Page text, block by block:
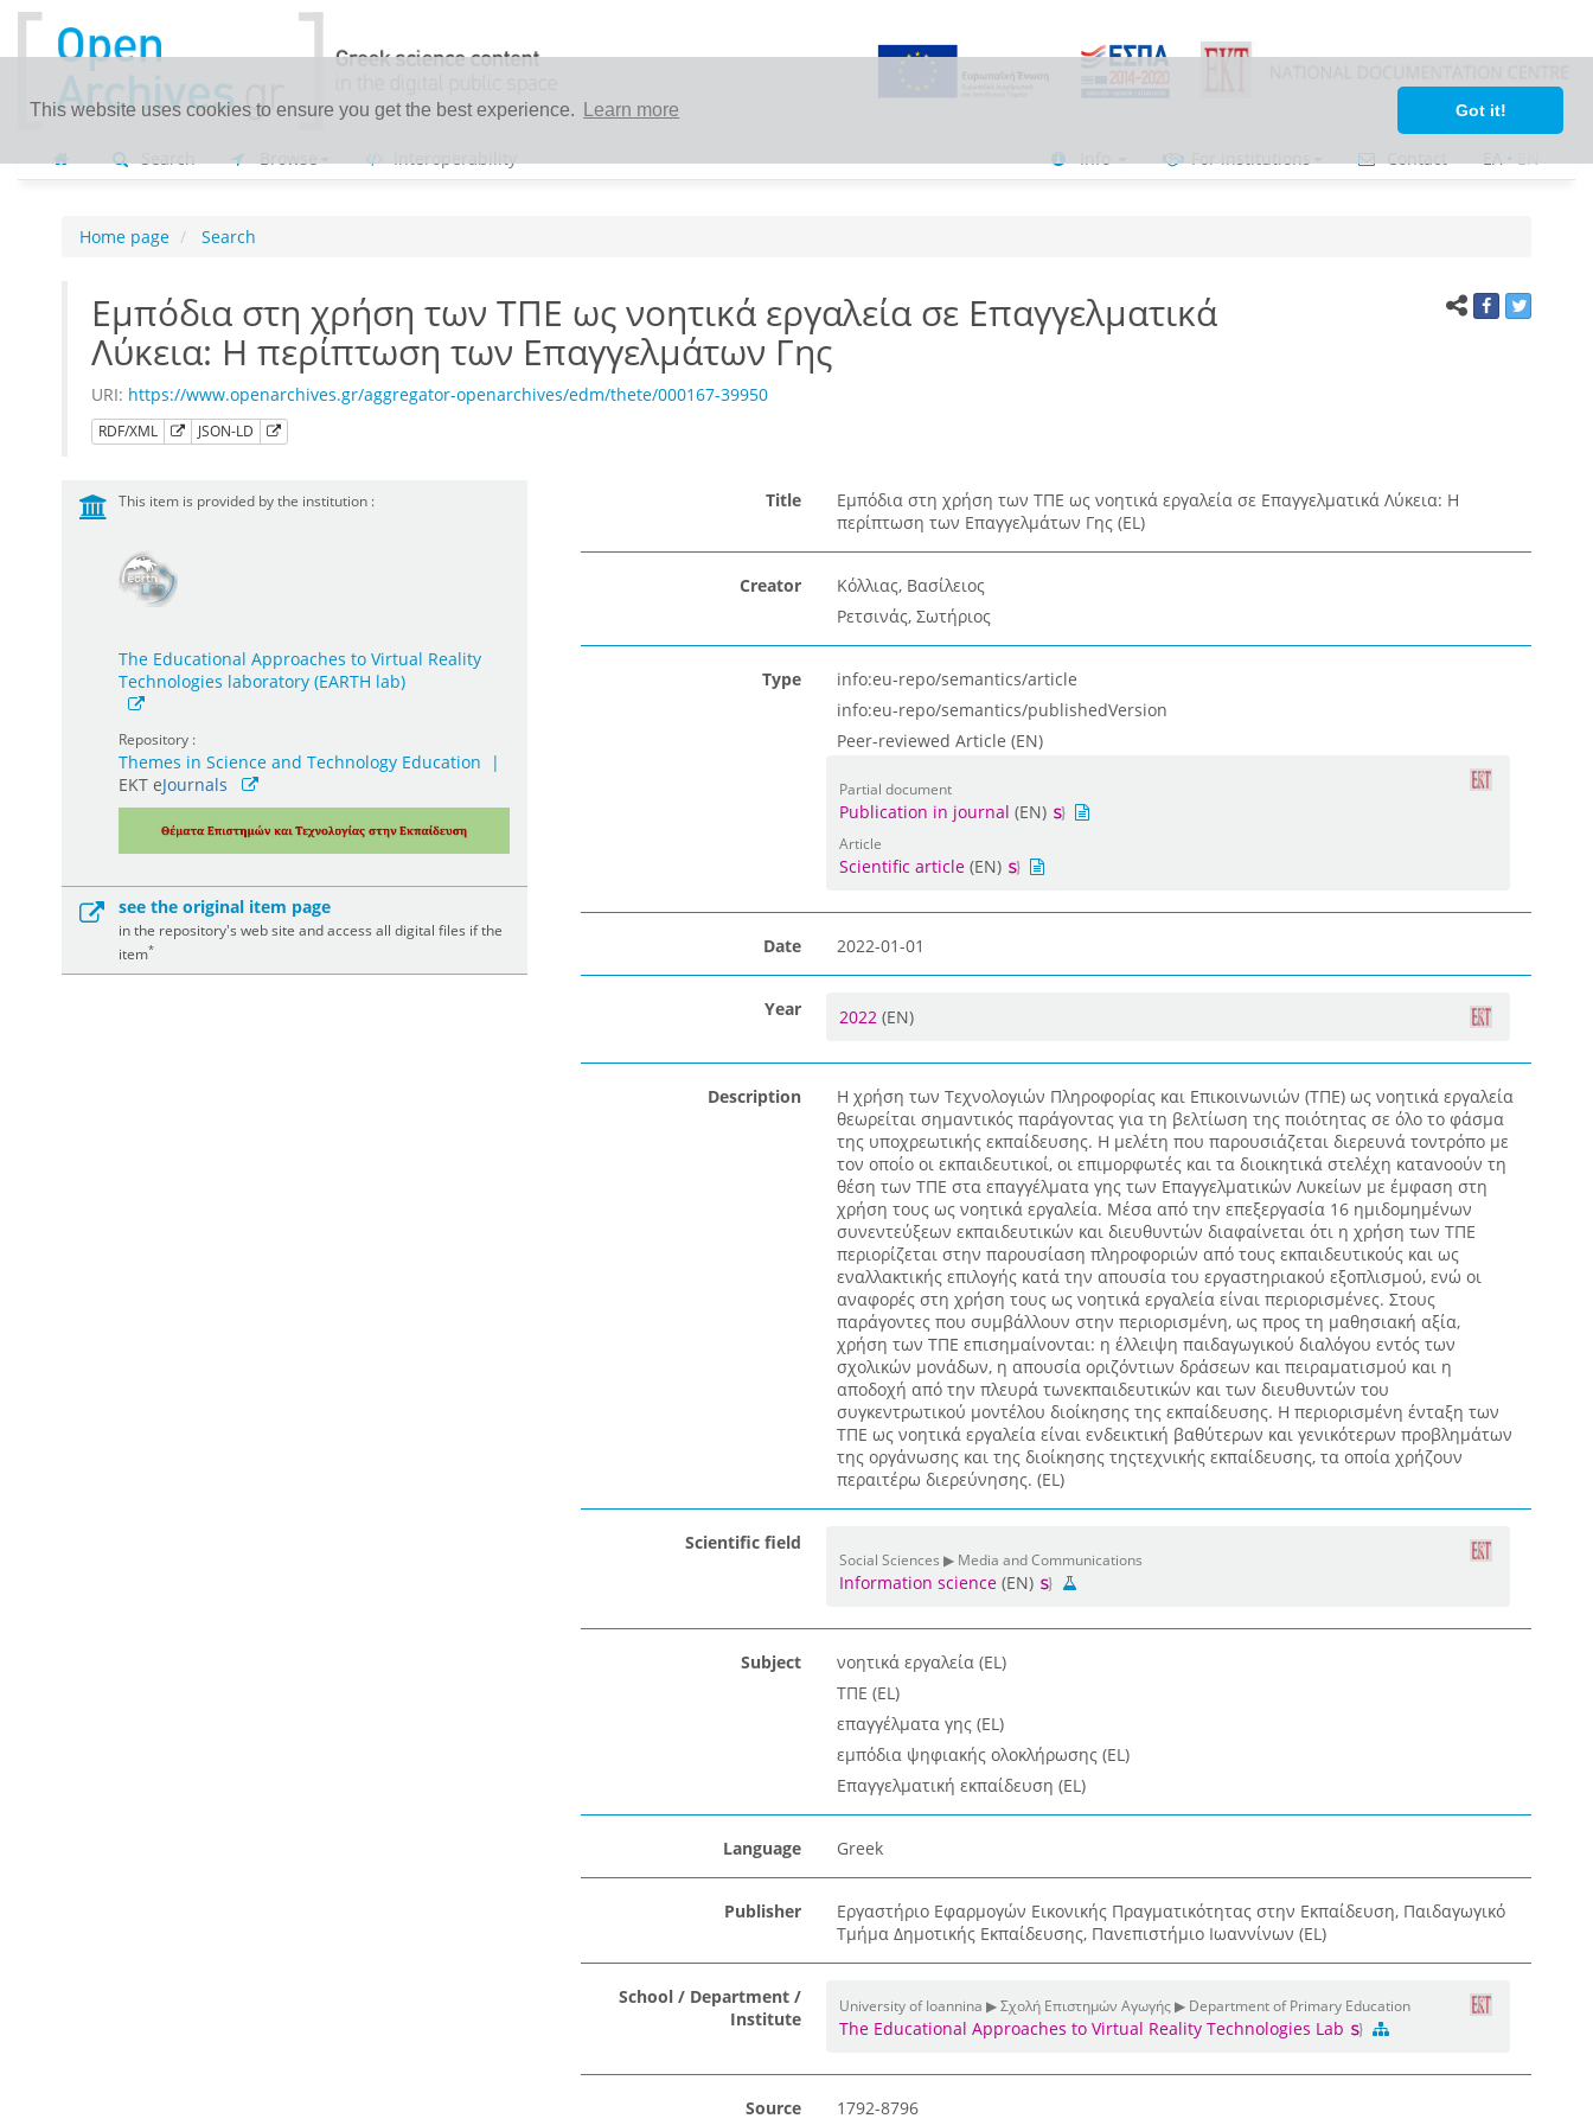
This website uses cookies to ensure you get the best experience. Learn more Got it!
Search Browse Interoperability Info For institutions Contact ΕΛ•ΕΝ
Home page Search
Εμπόδια στη χρήση των ΤΠΕ ως νοητικά εργαλεία σε Επαγγελματικά
Λύκεια: Η περίπτωση των Επαγγελμάτων Γης
URI: https://www.openarchives.gr/aggregator-openarchives/edm/thete/000167-39950
RDF/XML JSON-LD
This item is provided by the institution :
The Educational Approaches to Virtual Reality
Technologies laboratory (EARTH lab)
Repository :
Themes in Science and Technology Education
|
ΕΚΤ eJournals
see the original item page
in the repository's web site and access all digital files if the
item*
Title
Εμπόδια στη χρήση των ΤΠΕ ως νοητικά εργαλεία σε Επαγγελματικά Λύκεια: Η
περίπτωση των Επαγγελμάτων Γης (EL)
Creator
Κόλλιας, Βασίλειος
Ρετσινάς, Σωτήριος
Type
info:eu-repo/semantics/article
info:eu-repo/semantics/publishedVersion
Peer-reviewed Article (EN)
Partial document
Publication in journal (EN)
Article
Scientific article(EN)
Date 2022-01-01
Year 2022 (EN)
Description
Η χρήση των Τεχνολογιών Πληροφορίας και Επικοινωνιών (ΤΠΕ) ως νοητικά εργαλεία
θεωρείται σημαντικός παράγοντας για τη βελτίωση της ποιότητας σε όλο το φάσμα
της υποχρεωτικής εκπαίδευσης. Η μελέτη που παρουσιάζεται διερευνά τοντρόπο με
τον οποίο οι εκπαιδευτικοί, οι επιμορφωτές και τα διοικητικά στελέχη κατανοούν τη
θέση των ΤΠΕ στα επαγγέλματα γης των Επαγγελματικών Λυκείων με έμφαση στη
χρήση τους ως νοητικά εργαλεία. Μέσα από την επεξεργασία 16 ημιδομημένων
συνεντεύξεων εκπαιδευτικών και διευθυντών διαφαίνεται ότι η χρήση των ΤΠΕ
περιορίζεται στην παρουσίαση πληροφοριών από τους εκπαιδευτικούς και ως
εναλλακτικής επιλογής κατά την απουσία του εργαστηριακού εξοπλισμού, ενώ οι
αναφορές στη χρήση τους ως νοητικά εργαλεία είναι περιορισμένες. Στους
παράγοντες που συμβάλλουν στην περιορισμένη, ως προς τη μαθησιακή αξία,
χρήση των ΤΠΕ επισημαίνονται: η έλλειψη παιδαγωγικού διαλόγου εντός των
σχολικών μονάδων, η απουσία οριζόντιων δράσεων και πειραματισμού και η
αποδοχή από την πλευρά τωνεκπαιδευτικών και των διευθυντών του
συγκεντρωτικού μοντέλου διοίκησης της εκπαίδευσης. Η περιορισμένη ένταξη των
ΤΠΕ ως νοητικά εργαλεία είναι ενδεικτική βαθύτερων και γενικότερων προβλημάτων
της οργάνωσης και της διοίκησης τηςτεχνικής εκπαίδευσης, τα οποία χρήζουν
περαιτέρω διερεύνησης. (EL)
Scientific field
Social Sciences ▶ Media and Communications
Information science(EN)
Subject
νοητικά εργαλεία (EL)
ΤΠΕ (EL)
επαγγέλματα γης (EL)
εμπόδια ψηφιακής ολοκλήρωσης (EL)
Επαγγελματική εκπαίδευση (EL)
Language Greek
Publisher
Εργαστήριο Εφαρμογών Εικονικής Πραγματικότητας στην Εκπαίδευση, Παιδαγωγικό
Τμήμα Δημοτικής Εκπαίδευσης, Πανεπιστήμιο Ιωαννίνων (EL)
School / Department /
Institute
University of Ioannina ▶ Σχολή Επιστημών Αγωγής ▶ Department of Primary Education
The Educational Approaches to Virtual Reality Technologies Lab
Source
1792-8796